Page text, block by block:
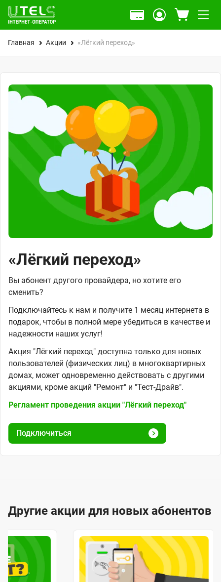
Главная Акции «Лёгкий переход»
«Лёгкий переход»
Вы абонент другого провайдера, но хотите его
сменить?
Подключайтесь к нам и получите 1 месяц интернета в
подарок, чтобы в полной мере убедиться в качестве и
надежности наших услуг!
Акция "Лёгкий переход" доступна только для новых
пользователей (физических лиц) в многоквартирных
домах, может одновременно действовать с другими
акциями, кроме акций "Ремонт" и "Тест-Драйв".
Регламент проведения акции "Лёгкий переход"
Подключиться
Другие акции для новых абонентов